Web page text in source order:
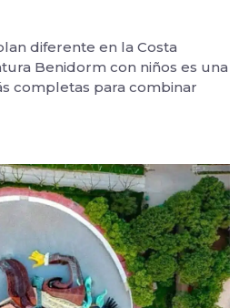
Benidorm con niños es una
completas para combinar